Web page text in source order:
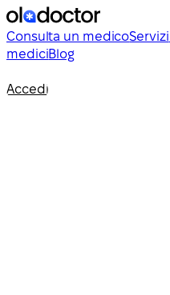
Consulta un medicoServizi
mediciBlog
Accedi